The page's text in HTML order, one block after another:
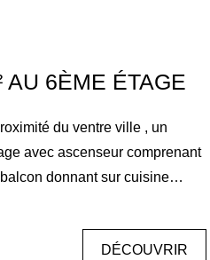
AU 6ÈME ÉTAGE
du ventre ville , un
avec ascenseur comprenant
wc et une cave en sous-
loyer en principal + TVA + état
DÉCOUVRIR